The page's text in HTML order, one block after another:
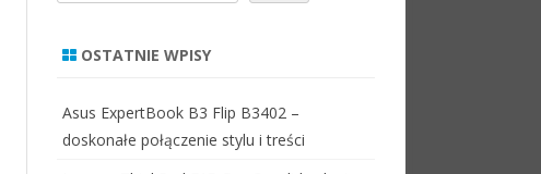
OSTATNIE WPISY
Asus ExpertBook B3 Flip B3402 –
doskonałe połączenie stylu i treści